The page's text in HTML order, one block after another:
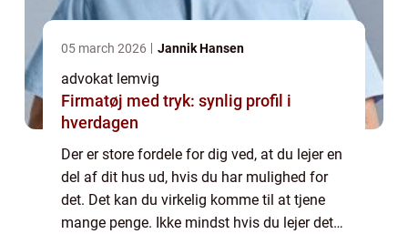
05 march 2026 Jannik Hansen
advokat lemvig
Firmatøj med tryk: synlig profil i
hverdagen
Der er store fordele for dig ved, at du lejer en
del af dit hus ud, hvis du har mulighed for
det. Det kan du virkelig komme til at tjene
mange penge. Ikke mindst hvis du lejer det